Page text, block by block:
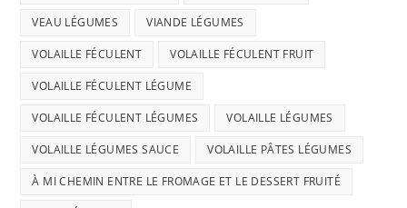
VEAU LÉGUMES VIANDE LÉGUMES
VOLAILLE FÉCULENT VOLAILLE FÉCULENT FRUIT
VOLAILLE FÉCULENT LÉGUME
VOLAILLE FÉCULENT LÉGUMES VOLAILLE LÉGUMES
VOLAILLE LÉGUMES SAUCE VOLAILLE PÂTES LÉGUMES
À MI CHEMIN ENTRE LE FROMAGE ET LE DESSERT FRUITÉ